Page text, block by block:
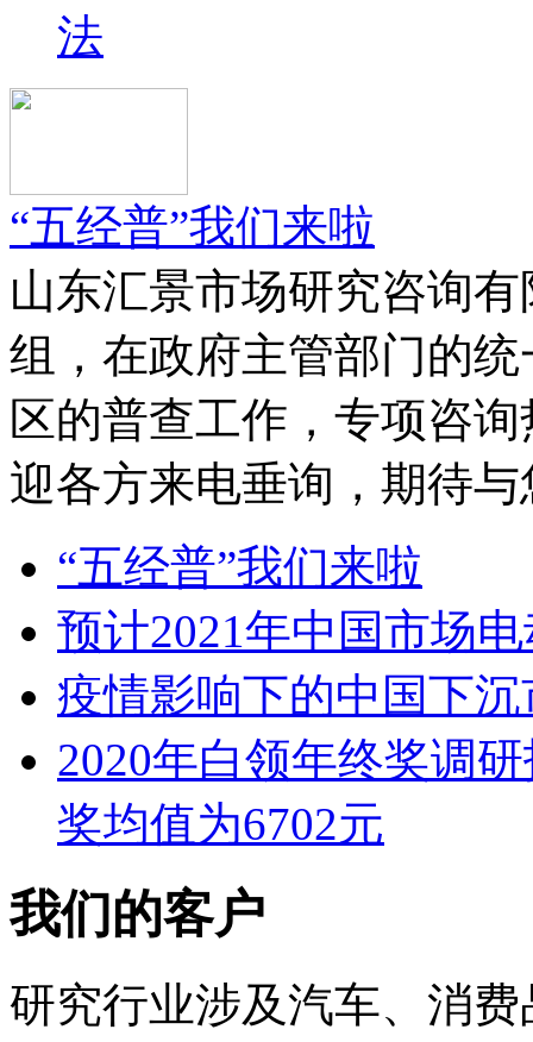
法
“五经普”我们来啦
山东汇景市场研究咨询
组，在政府主管部门的
区的普查工作，专项咨
迎各方来电垂询，期待
“五经普”我们来啦
预计2021年中国市场
疫情影响下的中国下
2020年白领年终奖调
奖均值为6702元
我们的客户
研究行业涉及汽车、消